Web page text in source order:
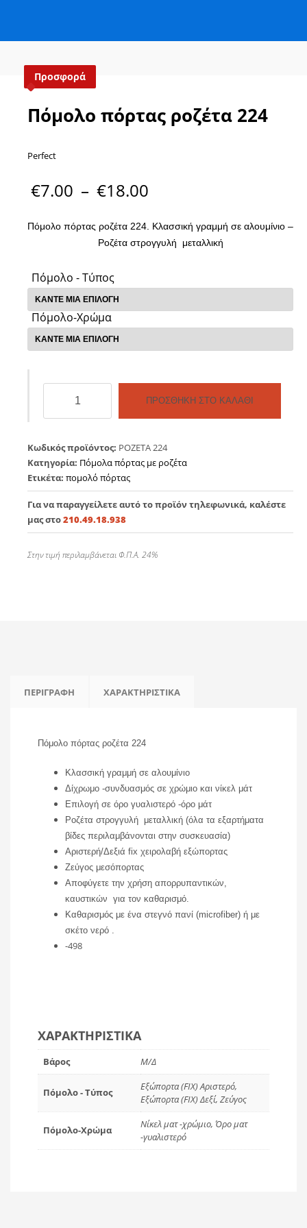
Προσφορά
Πόμολο πόρτας ροζέτα 224
Perfect
€7.00 – €18.00
Πόμολο πόρτας ροζέτα 224. Κλασσική γραμμή σε αλουμίνιο –
Ροζέτα στρογγυλή μεταλλική
Πόμολο - Τύπος
Πόμολο-Χρώμα
ροζέτα
ποσότητα
ΠΡΟΣΘΉΚΗ ΣΤΟ ΚΑΛΆΘΙ
Κωδικός προϊόντος: ΡΟΖΕΤΑ 224
Κατηγορία: Πόμολα πόρτας με ροζέτα
Ετικέτα: πομολό πόρτας
Για να παραγγείλετε αυτό το προϊόν τηλεφωνικά, καλέστε
μας στο210.49.18.938
Στην τιμή περιλαμβάνεται Φ.Π.Α. 24%
ΠΕΡΙΓΡΑΦΉ ΧΑΡΑΚΤΗΡΙΣΤΙΚΆ
Πόμολο πόρτας ροζέτα 224
Κλασσική γραμμή σε αλουμίνιο
Δίχρωμο -συνδυασμός σε χρώμιο και νίκελ μάτ
Επιλογή σε όρο γυαλιστερό -όρο μάτ
Ροζέτα στρογγυλή μεταλλική (όλα τα εξαρτήματα
βίδες περιλαμβάνονται στην συσκευασία)
Αριστερή/Δεξιά fix χειρολαβή εξώπορτας
Ζεύγος μεσόπορτας
Αποφύγετε την χρήση απορρυπαντικών,
καυστικών για τον καθαρισμό.
Καθαρισμός με ένα στεγνό πανί (microfiber) ή με
σκέτο νερό .
-498
ΧΑΡΑΚΤΗΡΙΣΤΙΚΆ
Βάρος Μ/Δ
Πόμολο - Τύπος
Εξώπορτα (FIX) Αριστερό,
Εξώπορτα (FIX) Δεξί, Ζεύγος
Πόμολο-Χρώμα
Νίκελ ματ -χρώμιο, Όρο ματ
-γυαλιστερό